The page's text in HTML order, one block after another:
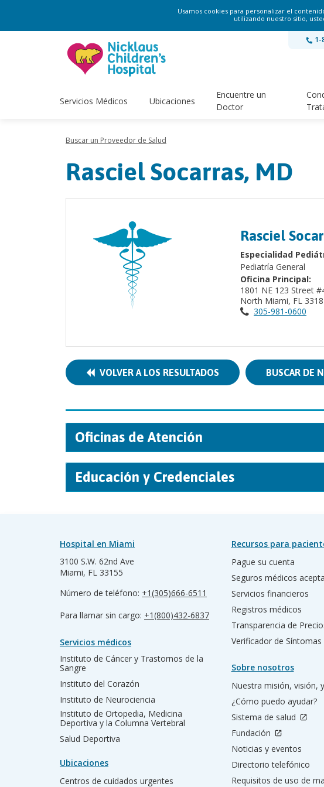
Usamos cookies para personalizar el
utilizando nuestro sitio,
1-
Servicios Médicos Ubicaciones
Encuentre un
Doctor
Buscar un Proveedor de Salud
Rasciel Socarras, MD
Rasciel
Especialidad
Pediatría General
Oficina Principal:
1801 NE 123 Street
North Miami, FL
305-981-0600
VOLVER A LOS RESULTADOS BUSCAR DE
Oficinas de Atención
Educación y Credenciales
Hospital en Miami
3100 S.W. 62nd Ave
Miami, FL 33155
Número de teléfono: +1(305)666-6511
Para llamar sin cargo: +1(800)432-6837
Servicios médicos
Instituto de Cáncer y Trastornos de la
Sangre
Instituto del Corazón
Instituto de Neurociencia
Instituto de Ortopedia, Medicina
Deportiva y la Columna Vertebral
Salud Deportiva
Ubicaciones
Centros de cuidados urgentes
Recursos para
Pague su cuenta
Seguros médicos
Servicios financieros
Registros médicos
Transparencia de
Verificador de Síntomas
Sobre nosotros
Nuestra misión, visión,
¿Cómo puedo ayudar?
Sistema de salud
Fundación
Noticias y eventos
Directorio telefónico
Requisitos de uso de